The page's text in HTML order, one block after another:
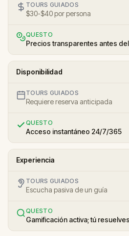
TOURS GUIADOS
$30-$40 por persona
QUESTO
Precios transparentes antes
Disponibilidad
TOURS GUIADOS
Requiere reserva anticipada
QUESTO
Acceso instantáneo 24/7/365
Experiencia
TOURS GUIADOS
Escucha pasiva de un guía
QUESTO
Gamificación activa; tú